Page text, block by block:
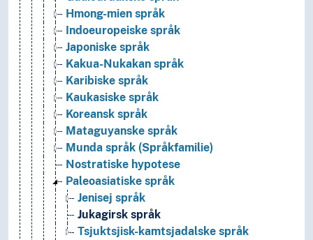
Hmong-mien språk
Indoeuropeiske språk
Japoniske språk
Kakua-Nukakan språk
Karibiske språk
Kaukasiske språk
Koreansk språk
Mataguyanske språk
Munda språk (Språkfamilie)
Nostratiske hypotese
Paleoasiatiske språk
Jenisej språk
Jukagirsk språk
Tsjuktsjisk-kamtsjadalske språk